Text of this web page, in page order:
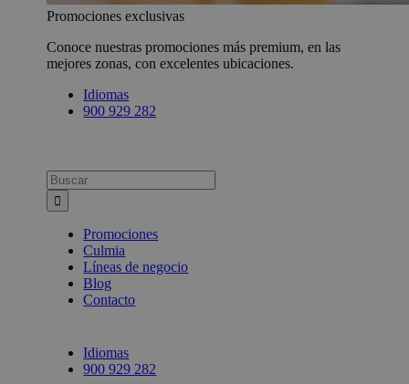
Promociones exclusivas
Conoce nuestras promociones más premium, en las
mejores zonas, con excelentes ubicaciones.
Idiomas
900 929 282
Busca:
Promociones
Culmia
Líneas de negocio
Blog
Contacto
Idiomas
900 929 282